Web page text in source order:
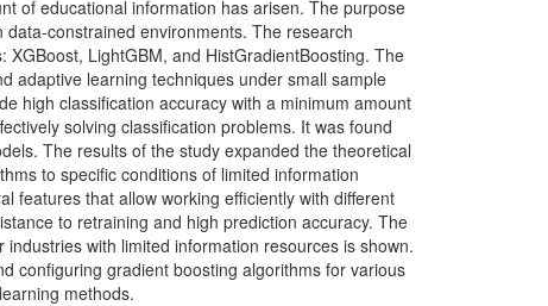
of educational information has arisen. The purpose
constrained environments. The research
LightGBM, and HistGradientBoosting. The
adaptive learning techniques under small sample
high classification accuracy with a minimum amount
solving classification problems. It was found
The results of the study expanded the theoretical
to specific conditions of limited information
features that allow working efficiently with different
to retraining and high prediction accuracy. The
with limited information resources is shown.
configuring gradient boosting algorithms for various
methods.